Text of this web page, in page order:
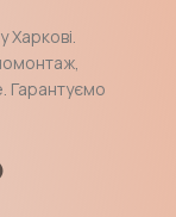
Харкові.
Гарантуємо